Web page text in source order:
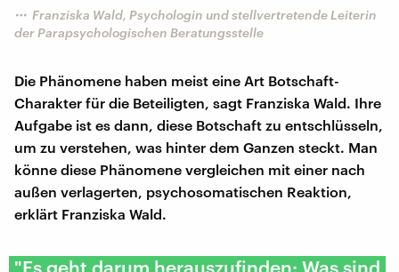
Franziska Wald, Psychologin und stellvertretende Leiterin
der Parapsychologischen Beratungsstelle
Die Phänomene haben meist eine Art Botschaft-
Charakter für die Beteiligten, sagt Franziska Wald. Ihre
Aufgabe ist es dann, diese Botschaft zu entschlüsseln,
um zu verstehen, was hinter dem Ganzen steckt. Man
könne diese Phänomene vergleichen mit einer nach
außen verlagerten, psychosomatischen Reaktion,
erklärt Franziska Wald.
"Es geht darum herauszufinden: Was sind